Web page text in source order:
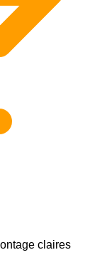
claires